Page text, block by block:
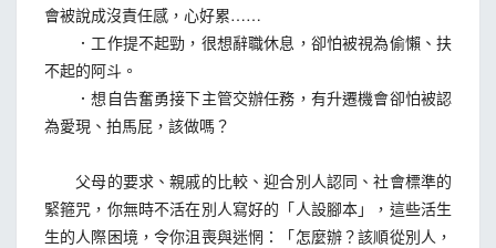
會被說成沒責任感，心好累……
．工作提不起勁，很想辭職休息，卻怕被視為偷懶、扶
不起的阿斗。
．想自告奮勇接下主管交辦任務，有升遷機會卻怕被認
為愛現、拍馬屁，該做嗎？
父母的要求、親戚的比較、迎合別人認同、社會標準的
緊箍咒，你無時不活在別人寫好的「人設腳本」，這些活生
生的人際困境，令你沮喪與迷惘：「怎麼辦？該順從別人，